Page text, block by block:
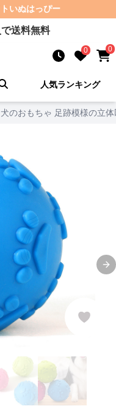
いぬはっぴー
送料無料
0 0
人気ランキング
犬のおもちゃ 足跡模様の立